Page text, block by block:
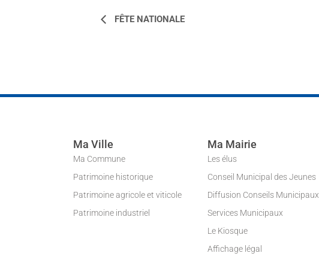
NAVIGATION
FÊTE NATIONALE
Ma Ville
Ma Commune
Patrimoine historique
Patrimoine agricole et viticole
Patrimoine industriel
Ma Mairie
Les élus
Conseil Municipal des Jeunes
Diffusion Conseils Municipaux
Services Municipaux
Le Kiosque
Affichage légal